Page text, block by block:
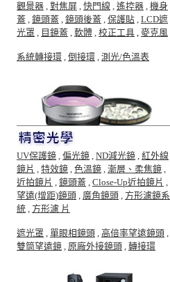
觀景器 , 對焦屏 , 快門線 , 遙控器 , 機身
蓋 , 鏡頭蓋 , 鏡頭後蓋 , 保護貼 , LCD遮
光罩 , 目鏡蓋 , 軟體 , 校正工具 , 麥克風
系統轉接環 , 倒接環 , 測光/色溫表
UV保護鏡 , 偏光鏡 , ND減光鏡 , 紅外線
鏡片 , 特效鏡 , 色溫鏡 , 漸層、柔焦鏡 ,
近拍鏡片 , 鏡頭蓋 , Close-Up近拍鏡片 ,
望遠(增距)鏡頭 , 廣角鏡頭 , 方形濾鏡系
統 , 方形濾 片
遮光罩 , 單眼相鏡頭 , 高倍率望遠鏡頭 ,
雙筒望遠鏡 , 原廠外接鏡頭 , 轉接環